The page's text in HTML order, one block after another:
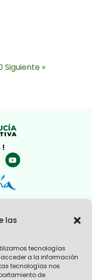
las
tecnologías
a la información
tecnologías nos
de
Siguiente »
!